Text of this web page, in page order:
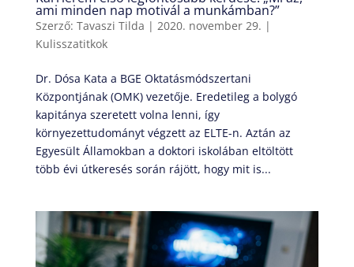
ami minden nap motivál a munkámban?”
Szerző: Tavaszi Tilda | 2020. november 29. |
Kulisszatitkok
Dr. Dósa Kata a BGE Oktatásmódszertani
Központjának (OMK) vezetője. Eredetileg a bolygó
kapitánya szeretett volna lenni, így
környezettudományt végzett az ELTE-n. Aztán az
Egyesült Államokban a doktori iskolában eltöltött
több évi útkeresés során rájött, hogy mit is...